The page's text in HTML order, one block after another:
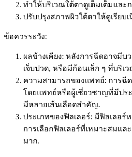
ทำให้บริเวณใต้ตาดูเต็มเต็มและ
ปรับปรุงสภาพผิวใต้ตาให้ดูเรียบ
ข้อควรระวัง:
ผลข้างเคียง: หลังการฉีดอาจมีบ
เจ็บปวด, หรือมีก้อนเล็ก ๆ ที่บริเ
ความสามารถของแพทย์: การฉี
โดยแพทย์หรือผู้เชี่ยวชาญที่มีปร
มีหลายเส้นเลือดสำคัญ.
ประเภทของฟิลเลอร์: มีฟิลเลอร์
การเลือกฟิลเลอร์ที่เหมาะสมแ
มาก.